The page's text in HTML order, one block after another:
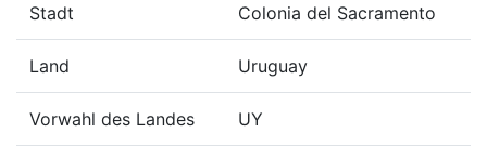
Stadt Colonia del Sacramento
Land Uruguay
Vorwahl des Landes UY